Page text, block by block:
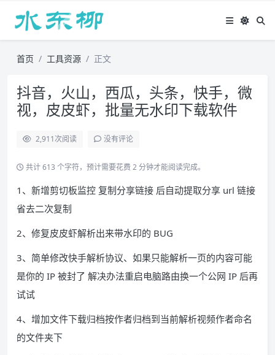
首页 工具资源 正文
抖音，火山，西瓜，头条，快手，微
视，皮皮虾，批量无水印下载软件
2,911次阅读 没有评论
共计 613 个字符，预计需要花费 2 分钟才能阅读完成。
1、新增剪切板监控 复制分享链接 后自动提取分享 url 链接
省去二次复制
2、修复皮皮虾解析出来带水印的 BUG
3、简单修改快手解析协议、如果只能解析一页的内容可能
是你的 IP 被封了 解决办法重启电脑路由换一个公网 IP 后再
试试
4、增加文件下载归档按作者归档到当前解析视频作者命名
的文件夹下